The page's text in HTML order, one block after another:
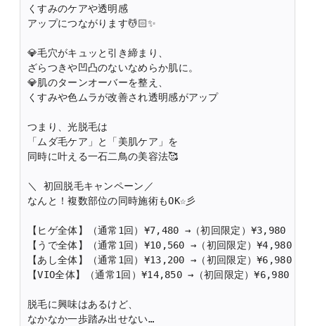
くすみのケアや透明感
アップにつながります💆🏻✨
💎毛穴がキュッと引き締まり、
ざらつきや凹凸のないなめらか肌に。
💎肌のターンオーバーを整え、
くすみや色ムラが改善され透明感がアップ
つまり、光脱毛は
「ムダ毛ケア」と「美肌ケア」を
同時に叶える一石二鳥の美容法🥰
＼ 初回脱毛キャンペーン／
なんと！複数部位の同時施術もOK☆彡
【ヒゲ全体】（通常1回）¥7,480 →（初回限定）¥3,980
【うで全体】（通常1回）¥10,560 →（初回限定）¥4,980
【あし全体】（通常1回）¥13,200 →（初回限定）¥6,980
【VIO全体】（通常1回）¥14,850 →（初回限定）¥6,980
脱毛に興味はあるけど、
なかなか一歩踏み出せない…